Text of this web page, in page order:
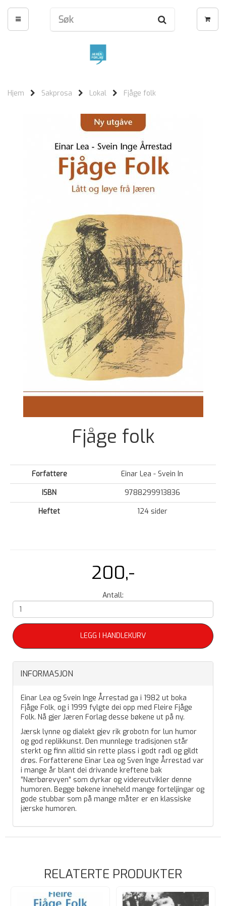
Hjem Sakprosa Lokal Fjåge folk
Fjåge folk
Forfattere
Einar Lea - Svein In
ISBN
9788299913836
Heftet
124 sider
200,-
Antall:
LEGG I HANDLEKURV
INFORMASJON
Einar Lea og Svein Inge Årrestad ga i 1982 ut boka
Fjåge Folk, og i 1999 fylgte dei opp med Fleire Fjåge
Folk. Nå gjer Jæren Forlag desse bøkene ut på ny.
Jærsk lynne og dialekt gjev rik grobotn for lun humor
og god replikkunst. Den munnlege tradisjonen står
sterkt og finn alltid sin rette plass i godt radl og gildt
drøs. Forfatterene Einar Lea og Sven Inge Årrestad var
i mange år blant dei drivande kreftene bak
”Nærbørevyen” som dyrkar og videreutvikler denne
humoren. Begge bøkene inneheld mange forteljingar og
gode stubbar som på mange måter er en klassiske
jærske humoren.
RELATERTE PRODUKTER